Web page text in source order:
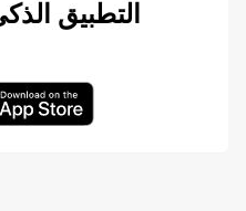
التطبيق